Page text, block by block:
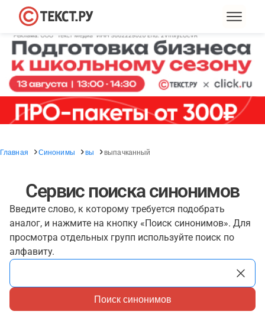
Главная Синонимы вы выпачканный
Сервис поиска синонимов
Введите слово, к которому требуется подобрать
аналог, и нажмите на кнопку «Поиск синонимов». Для
просмотра отдельных групп используйте поиск по
алфавиту.
Поиск синонимов